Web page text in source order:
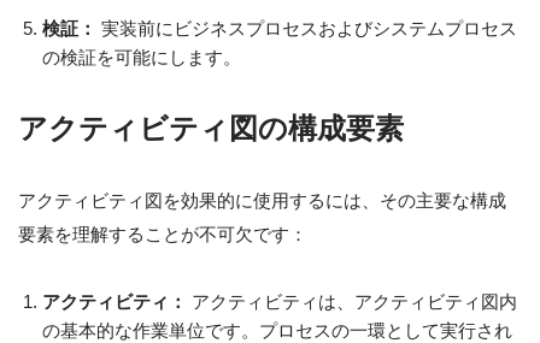
検証： 実装前にビジネスプロセスおよびシステムプロセス
の検証を可能にします。
アクティビティ図の構成要素
アクティビティ図を効果的に使用するには、その主要な構成
要素を理解することが不可欠です：
アクティビティ：
アクティビティは、アクティビティ図内
の基本的な作業単位です。プロセスの一環として実行され